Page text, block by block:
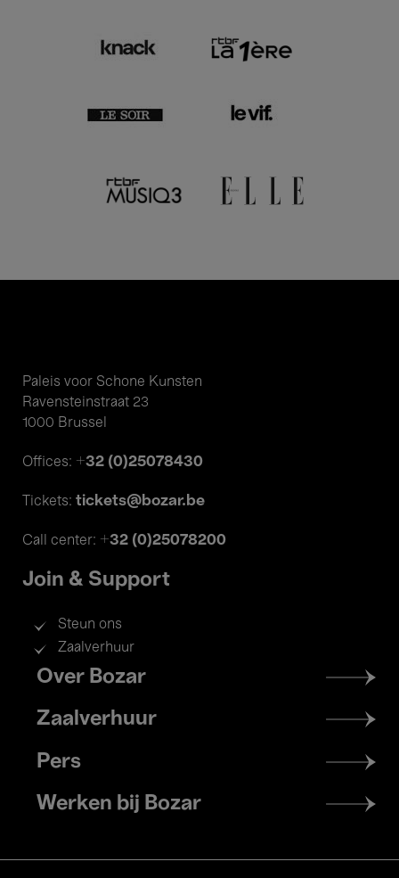
Paleis voor Schone Kunsten
Ravensteinstraat 23
1000 Brussel
Offices: +32 (0)25078430
Tickets: tickets@bozar.be
Call center: +32 (0)25078200
Join & Support
Steun ons
Zaalverhuur
Footer
menu
Over Bozar
Zaalverhuur
Pers
Werken bij Bozar